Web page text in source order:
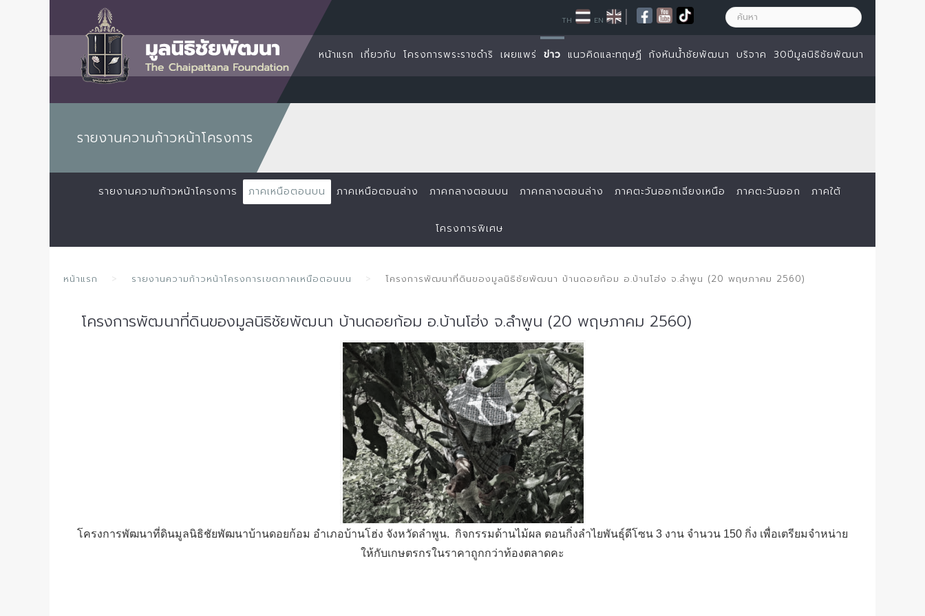
หน้าแรก เกี่ยวกับ โครงการพระราชดำริ เผยแพร่ ข่าว แนวคิดและทฤษฏี กังหันน้ำชัยพัฒนา บริจาค 30ปีมูลนิธิชัยพัฒนา
TH EN |
รายงานความก้าวหน้าโครงการ
รายงานความก้าวหน้าโครงการ ภาคเหนือตอนบน ภาคเหนือตอนล่าง ภาคกลางตอนบน ภาคกลางตอนล่าง ภาคตะวันออกเฉียงเหนือ ภาคตะวันออก ภาคใต้
โครงการพิเศษ
หน้าแรก รายงานความก้าวหน้าโครงการเขตภาคเหนือตอนบน โครงการพัฒนาที่ดินของมูลนิธิชัยพัฒนา บ้านดอยก้อม อ.บ้านโฮ่ง จ.ลำพูน (20 พฤษภาคม 2560)
โครงการพัฒนาที่ดินของมูลนิธิชัยพัฒนา บ้านดอยก้อม อ.บ้านโฮ่ง จ.ลำพูน (20 พฤษภาคม 2560)
โครงการพัฒนาที่ดินมูลนิธิชัยพัฒนาบ้านดอยก้อม อำเภอบ้านโฮ่ง จังหวัดลำพูน. กิจกรรมด้านไม้ผล ตอนกิ่งลำไยพันธุ์ดีโซน 3 งาน จำนวน 150 กิ่ง เพื่อเตรียมจำหน่าย
ให้กับเกษตรกรในราคาถูกกว่าท้องตลาดคะ